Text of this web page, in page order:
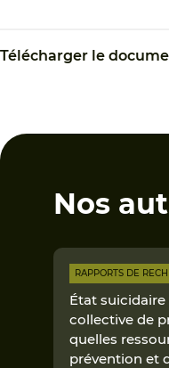
Télécharger le
Nos
RAPPORTS DE
État
collective de
quelles
prévention et